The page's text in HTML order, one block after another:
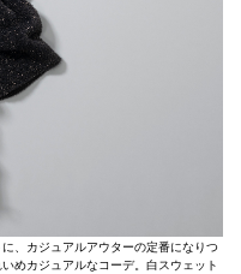
、カジュアルアウターの定番になりつ
めカジュアルなコーデ。白スウェット